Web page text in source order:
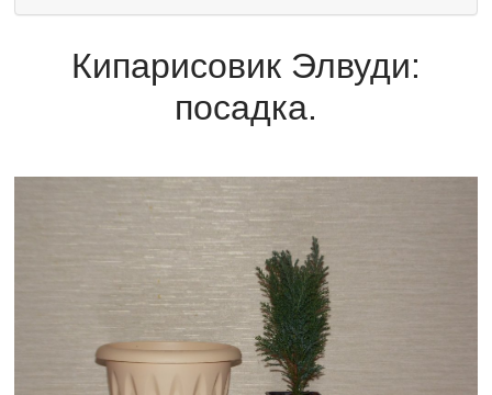
Кипарисовик Элвуди:
посадка.